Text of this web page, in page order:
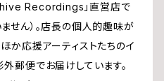
Recordings」直営店で
せん）。店長の個人的趣味が
か応援アーティストたちのイ
郵便でお届けしています。